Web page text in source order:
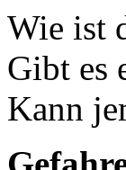
Wie ist
Gibt es
Kann